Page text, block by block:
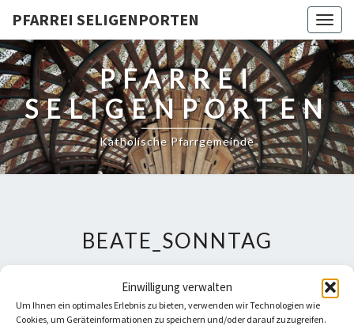
Einwilligung verwalten
Um Ihnen ein optimales Erlebnis zu bieten, verwenden wir Technologien wie
Cookies, um Geräteinformationen zu speichern und/oder darauf zuzugreifen.
PFARREI SELIGENPORTEN
PFARREI
SELIGENPORTEN
Katholische Pfarrgemeinde
BEATE_SONNTAG
InPfarrbüro